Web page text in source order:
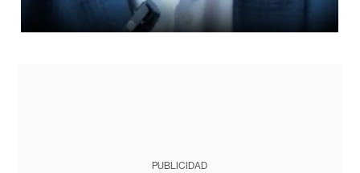
PUBLICIDAD